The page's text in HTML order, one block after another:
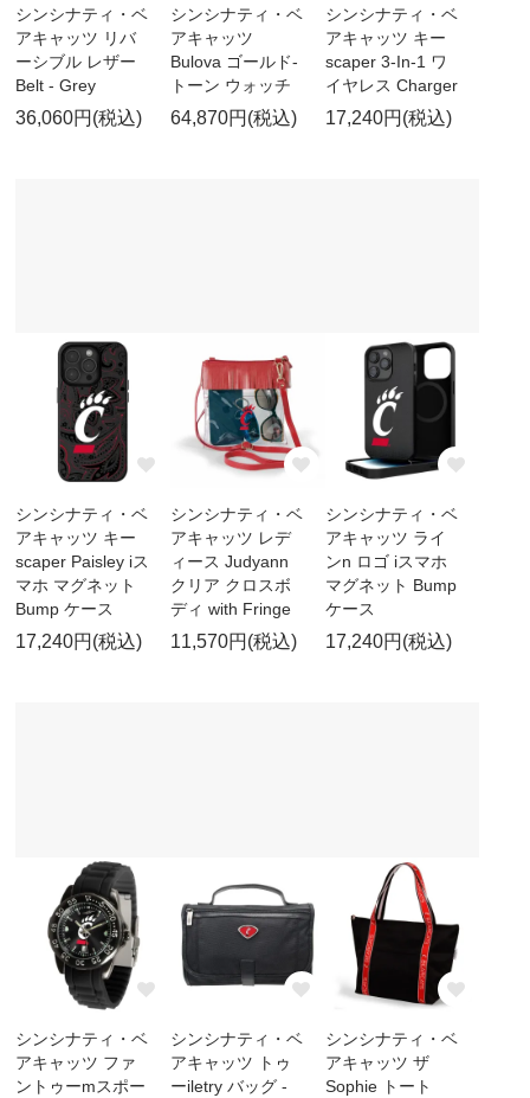
シンシナティ・ベ
アキャッツ リバ
ーシブル レザー
Belt - Grey
36,060円(税込)
シンシナティ・ベ
アキャッツ
Bulova ゴールド-
トーン ウォッチ
64,870円(税込)
シンシナティ・ベ
アキャッツ キー
scaper 3-In-1 ワ
イヤレス Charger
17,240円(税込)
シンシナティ・ベ
アキャッツ キー
scaper Paisley iス
マホ マグネット
Bump ケース
17,240円(税込)
シンシナティ・ベ
アキャッツ レデ
ィース Judyann
クリア クロスボ
ディ with Fringe
11,570円(税込)
シンシナティ・ベ
アキャッツ ライ
ンn ロゴ iスマホ
マグネット Bump
ケース
17,240円(税込)
シンシナティ・ベ
アキャッツ ファ
ントゥーmスポー
シンシナティ・ベ
アキャッツ トゥ
ーiletry バッグ -
シンシナティ・ベ
アキャッツ ザ
Sophie トート